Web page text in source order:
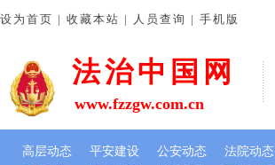
法治中国网
设为首页 | 收藏本站 | 人员查询 | 手机版
www.fzzgw.com.cn
高层动态 平安建设 公安动态 法院动态